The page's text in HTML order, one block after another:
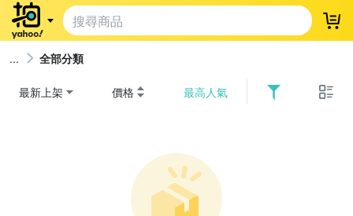
登
全部分類
最新上架 價格 最高人氣